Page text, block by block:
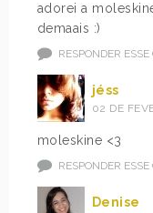
adorei a
demaais :)
RESPONDER
jéss
02 DE
moleskine <3
RESPONDER
Denise